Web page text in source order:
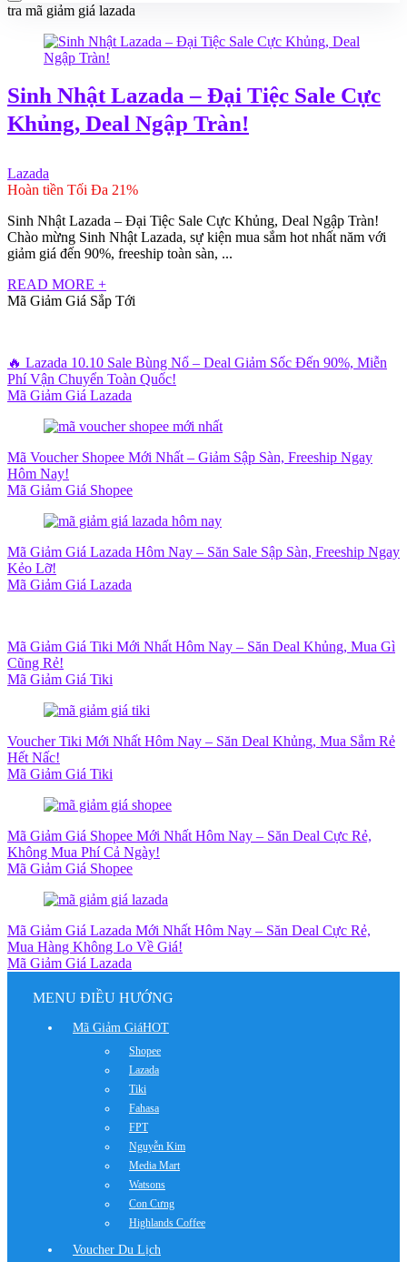
tra mã giảm giá lazada
Sinh Nhật Lazada – Đại Tiệc Sale Cực
Khủng, Deal Ngập Tràn!
Lazada
Hoàn tiền Tối Đa 21%
Sinh Nhật Lazada – Đại Tiệc Sale Cực Khủng, Deal Ngập Tràn!
Chào mừng Sinh Nhật Lazada, sự kiện mua sắm hot nhất năm với
giảm giá đến 90%, freeship toàn sàn, ...
READ MORE +
Mã Giảm Giá Sắp Tới
🔥 Lazada 10.10 Sale Bùng Nổ – Deal Giảm Sốc Đến 90%, Miễn
Phí Vận Chuyển Toàn Quốc!
Mã Giảm Giá Lazada
Mã Voucher Shopee Mới Nhất – Giảm Sập Sàn, Freeship Ngay
Hôm Nay!
Mã Giảm Giá Shopee
Mã Giảm Giá Lazada Hôm Nay – Săn Sale Sập Sàn, Freeship Ngay
Kẻo Lỡ!
Mã Giảm Giá Lazada
Mã Giảm Giá Tiki Mới Nhất Hôm Nay – Săn Deal Khủng, Mua Gì
Cũng Rẻ!
Mã Giảm Giá Tiki
Voucher Tiki Mới Nhất Hôm Nay – Săn Deal Khủng, Mua Sắm Rẻ
Hết Nấc!
Mã Giảm Giá Tiki
Mã Giảm Giá Shopee Mới Nhất Hôm Nay – Săn Deal Cực Rẻ,
Không Mua Phí Cả Ngày!
Mã Giảm Giá Shopee
Mã Giảm Giá Lazada Mới Nhất Hôm Nay – Săn Deal Cực Rẻ,
Mua Hàng Không Lo Về Giá!
Mã Giảm Giá Lazada
MENU ĐIỀU HƯỚNG
Mã Giảm GiáHOT
Shopee
Lazada
Tiki
Fahasa
FPT
Nguyễn Kim
Media Mart
Watsons
Con Cưng
Highlands Coffee
Voucher Du Lịch